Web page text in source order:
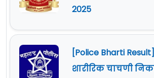
2025
[Police Bharti
शारीरिक चाचणी